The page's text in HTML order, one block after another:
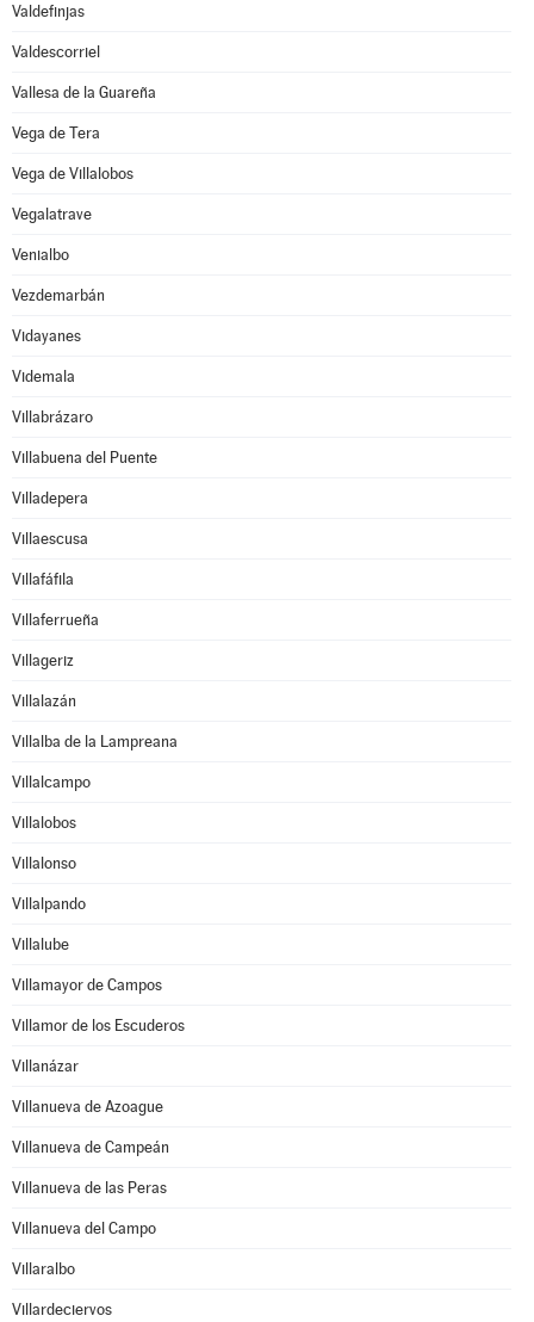
Valdefinjas
Valdescorriel
Vallesa de la Guareña
Vega de Tera
Vega de Villalobos
Vegalatrave
Venialbo
Vezdemarbán
Vidayanes
Videmala
Villabrázaro
Villabuena del Puente
Villadepera
Villaescusa
Villafáfila
Villaferrueña
Villageriz
Villalazán
Villalba de la Lampreana
Villalcampo
Villalobos
Villalonso
Villalpando
Villalube
Villamayor de Campos
Villamor de los Escuderos
Villanázar
Villanueva de Azoague
Villanueva de Campeán
Villanueva de las Peras
Villanueva del Campo
Villaralbo
Villardeciervos